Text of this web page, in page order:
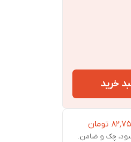
خرید
تومان